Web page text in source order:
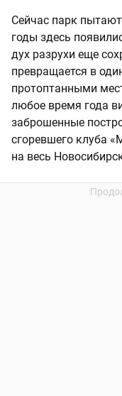
Сейчас парк
годы здесь
дух разрухи еще
превращается в
протоптанными
любое время года
заброшенные
сгоревшего клуба
на весь